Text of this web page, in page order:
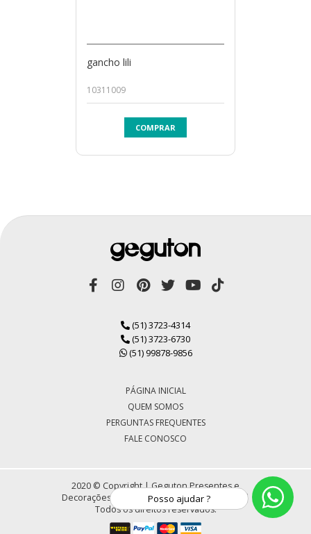
gancho lili
10311009
COMPRAR
(51) 3723-4314
(51) 3723-6730
(51) 99878-9856
PÁGINA INICIAL
QUEM SOMOS
PERGUNTAS FREQUENTES
FALE CONOSCO
2020 © Copyright | Geguton Presentes e
Decorações LTDA | CNPJ 72.430.184/0001-30 |
Todos os direitos reservados.
Posso ajudar ?